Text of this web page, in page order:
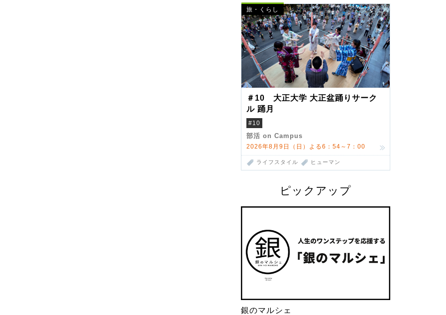
旅・くらし
＃10 大正大学 大正盆踊りサーク
ル 踊月
#10
部活 on Campus
2026年8月9日（日）よる6：54～7：00
ライフスタイル ヒューマン
ピックアップ
銀のマルシェ